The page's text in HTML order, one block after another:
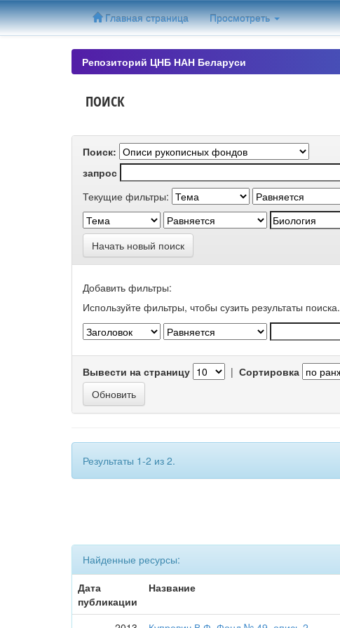
Skip
navigation
Главная страница Просмотреть
Репозиторий ЦНБ НАН Беларуси
ПОИСК
Поиск:
запрос
Текущие фильтры:
Начать новый поиск
Добавить фильтры:
Используйте фильтры, чтобы сузить результаты поиска.
Вывести на страницу | Сортировка
Результаты 1-2 из 2.
Найденные ресурсы:
Дата
публикации
Название